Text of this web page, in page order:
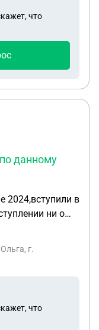
15 суток. Я
и можно
точки
что
данному
2024,вступили в
ни о
не
Пошли в банк,
что отец, и
в
г.
что